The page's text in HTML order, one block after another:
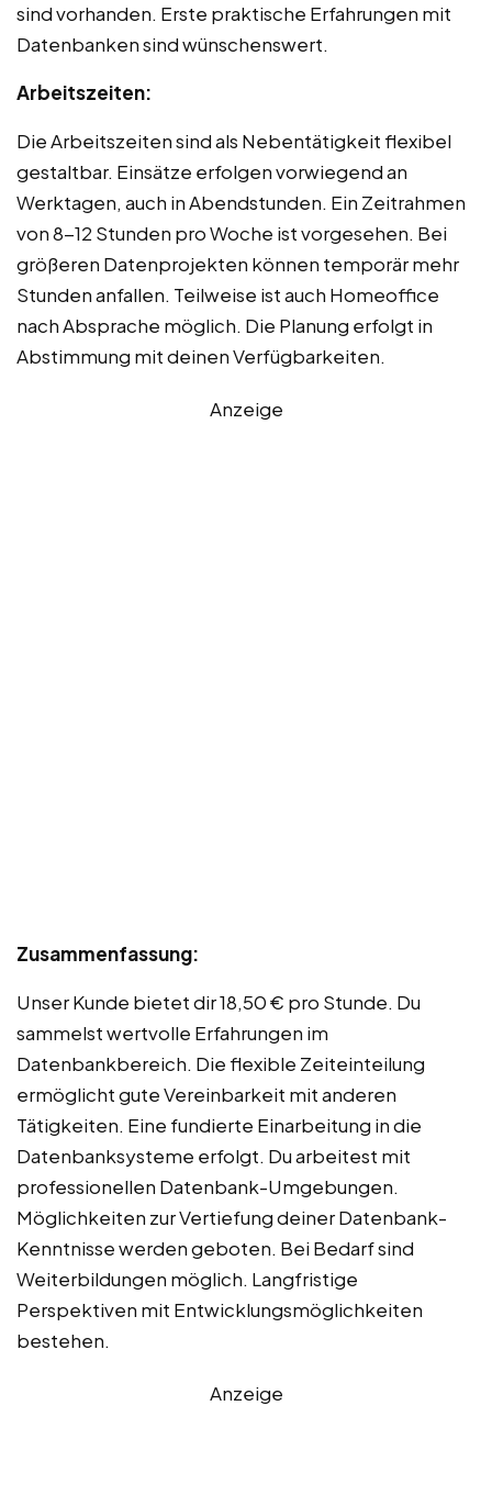
sind vorhanden. Erste praktische Erfahrungen mit
Datenbanken sind wünschenswert.
Arbeitszeiten:
Die Arbeitszeiten sind als Nebentätigkeit flexibel
gestaltbar. Einsätze erfolgen vorwiegend an
Werktagen, auch in Abendstunden. Ein Zeitrahmen
von 8-12 Stunden pro Woche ist vorgesehen. Bei
größeren Datenprojekten können temporär mehr
Stunden anfallen. Teilweise ist auch Homeoffice
nach Absprache möglich. Die Planung erfolgt in
Abstimmung mit deinen Verfügbarkeiten.
Anzeige
Zusammenfassung:
Unser Kunde bietet dir 18,50 € pro Stunde. Du
sammelst wertvolle Erfahrungen im
Datenbankbereich. Die flexible Zeiteinteilung
ermöglicht gute Vereinbarkeit mit anderen
Tätigkeiten. Eine fundierte Einarbeitung in die
Datenbanksysteme erfolgt. Du arbeitest mit
professionellen Datenbank-Umgebungen.
Möglichkeiten zur Vertiefung deiner Datenbank-
Kenntnisse werden geboten. Bei Bedarf sind
Weiterbildungen möglich. Langfristige
Perspektiven mit Entwicklungsmöglichkeiten
bestehen.
Anzeige